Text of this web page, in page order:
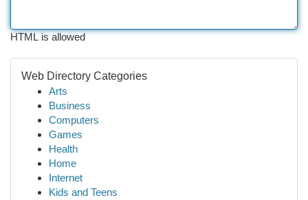
HTML is allowed
Web Directory Categories
Arts
Business
Computers
Games
Health
Home
Internet
Kids and Teens